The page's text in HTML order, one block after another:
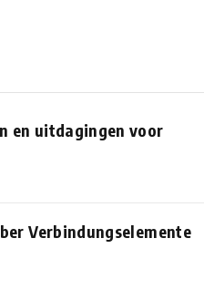
en uitdagingen voor
Verbindungselemente